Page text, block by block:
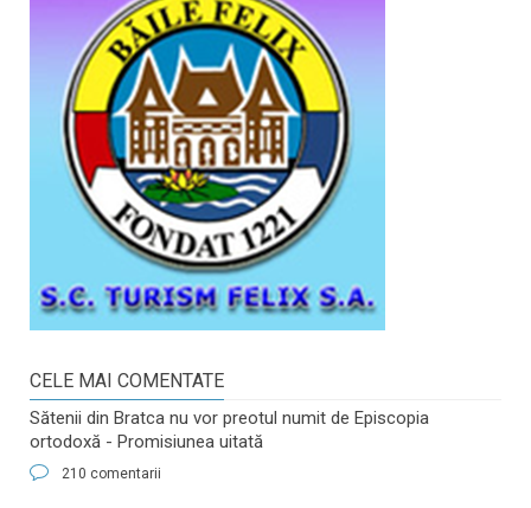
CELE MAI COMENTATE
Sătenii din Bratca nu vor preotul numit de Episcopia
ortodoxă - Promisiunea uitată
210 comentarii